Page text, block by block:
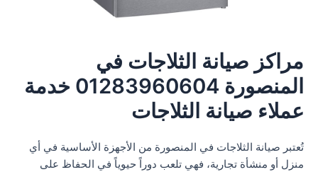
مراكز صيانة الثلاجات في
المنصورة 01283960604 خدمة
عملاء صيانة الثلاجات
تُعتبر صيانة الثلاجات في المنصورة من الأجهزة الأساسية في أي
منزل أو منشأة تجارية، فهي تلعب دوراً حيوياً في الحفاظ على